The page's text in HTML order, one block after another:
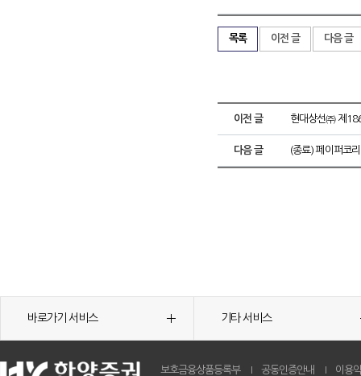
목록 이전 글 다음 글
이전 글 현대상선㈜ 제
다음 글 (종료) 페이퍼코
바로가기 서비스 기타 서비스
보호금융상품등록부 공동인증안내 이용